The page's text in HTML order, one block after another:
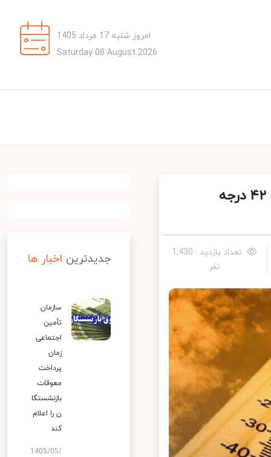
امروز شنبه 17 مرداد 1405
Saturday 08 August 2026
کاهش دمای هوا در نوار شمالی طی دو روز آینده/ تهران ۴۲ درجه
تعداد بازدید : 1,430
نفر
جدیدترین اخبار ها
سازمان
تأمین
اجتماعی
زمان
پرداخت
معوقات
بازنشستگا
ن را اعلام
کند
1405/05/